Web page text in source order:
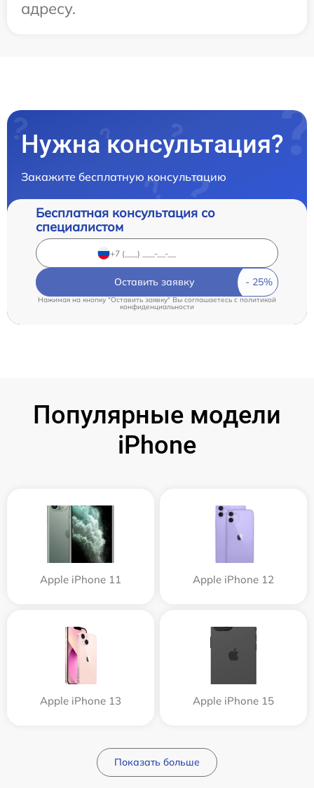
адресу.
Нужна консультация?
Закажите бесплатную консультацию
Бесплатная консультация со
специалистом
Оставить заявку
Нажимая на кнопку "Оставить заявку" Вы соглашаетесь cполитикой
конфиденциальности
Популярные модели
iPhone
Apple iPhone 11 Apple iPhone 12
Apple iPhone 13 Apple iPhone 15
Показать больше